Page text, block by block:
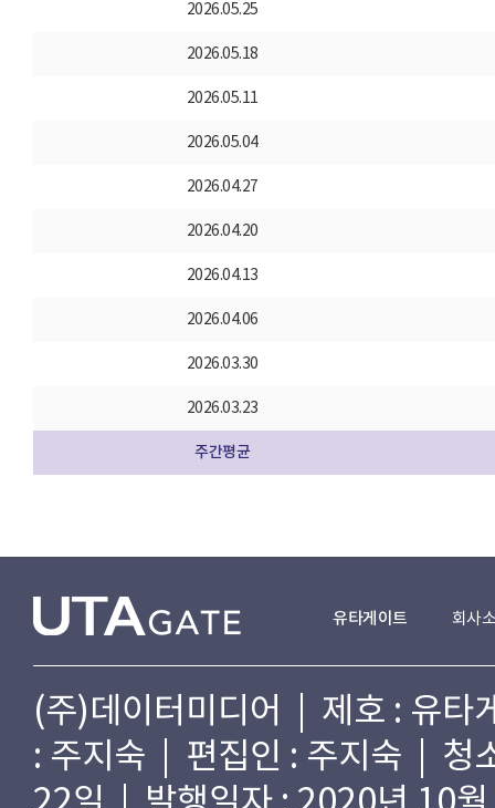
2026.05.25
2026.05.18
2026.05.11
2026.05.04
2026.04.27
2026.04.20
2026.04.13
2026.04.06
2026.03.30
2026.03.23
주간평균
유타게이트 회사
(주)데이터미디어 | 제호 : 유
: 주지숙 | 편집인 : 주지숙 | 청